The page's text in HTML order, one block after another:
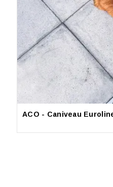
ACO - Caniveau